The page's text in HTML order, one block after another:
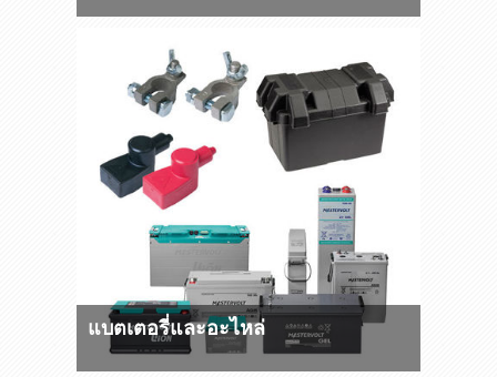
แบตเตอรี่และอะไหล่